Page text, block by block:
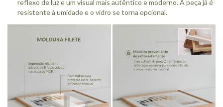
reflexo de luz e um visual mais autêntico e moderno. A peça já é
resistente à umidade e o vidro se torna opcional.